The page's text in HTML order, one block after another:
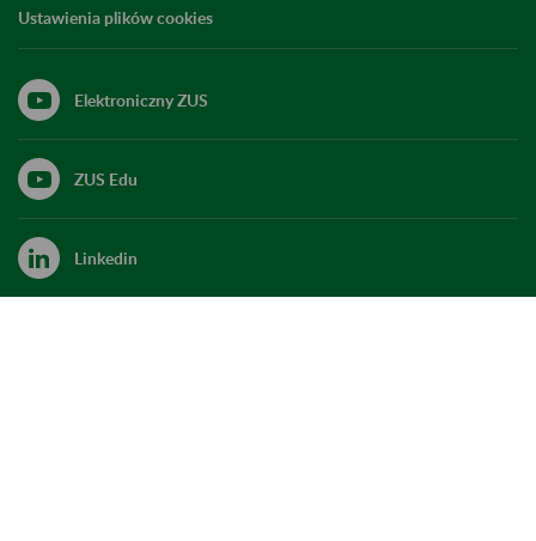
Ustawienia plików cookies
Elektroniczny ZUS
ZUS Edu
Linkedin